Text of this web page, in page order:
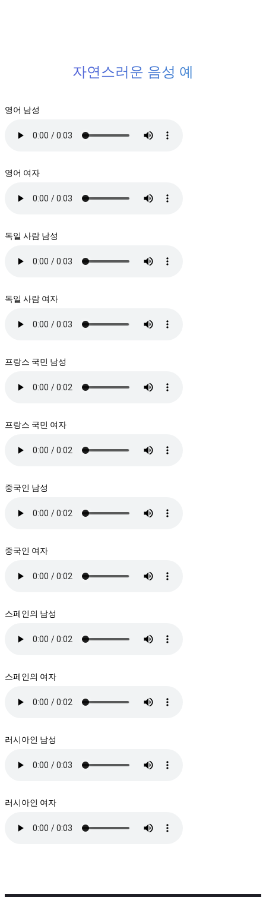
자연스러운 음성 예
영어 남성
영어 여자
독일 사람 남성
독일 사람 여자
프랑스 국민 남성
프랑스 국민 여자
중국인 남성
중국인 여자
스페인의 남성
스페인의 여자
러시아인 남성
러시아인 여자